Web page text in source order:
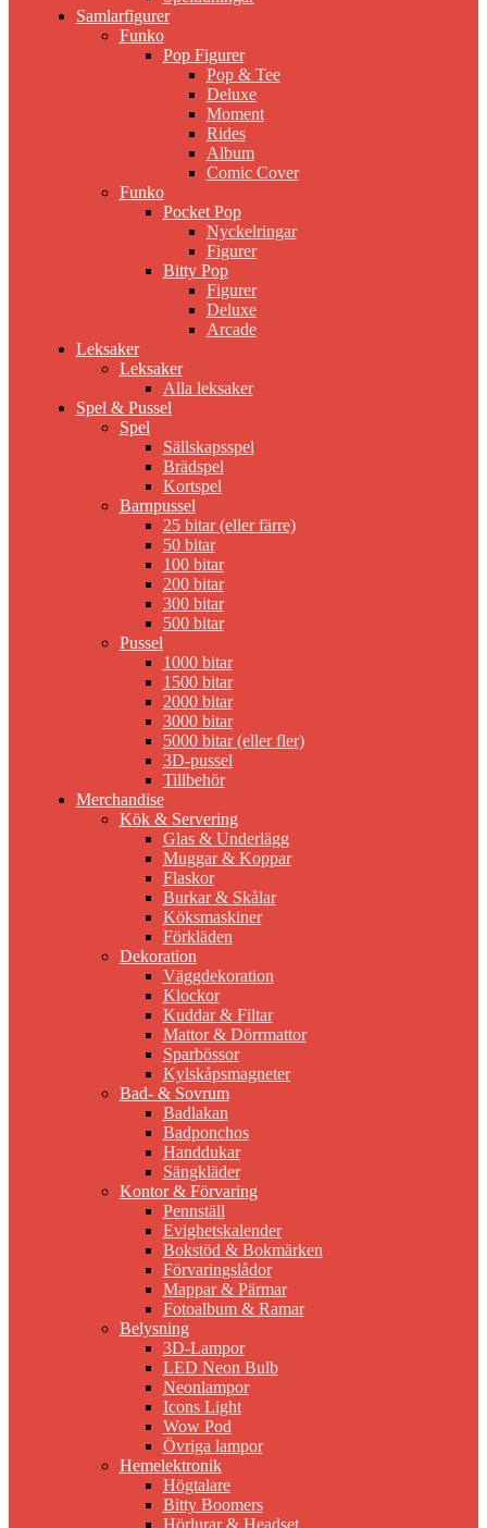
Samlarfigurer
Funko
Pop Figurer
Pop & Tee
Deluxe
Moment
Rides
Album
Comic Cover
Funko
Pocket Pop
Nyckelringar
Figurer
Bitty Pop
Figurer
Deluxe
Arcade
Leksaker
Leksaker
Alla leksaker
Spel & Pussel
Spel
Sällskapsspel
Brädspel
Kortspel
Barnpussel
25 bitar (eller färre)
50 bitar
100 bitar
200 bitar
300 bitar
500 bitar
Pussel
1000 bitar
1500 bitar
2000 bitar
3000 bitar
5000 bitar (eller fler)
3D-pussel
Tillbehör
Merchandise
Kök & Servering
Glas & Underlägg
Muggar & Koppar
Flaskor
Burkar & Skålar
Köksmaskiner
Förkläden
Dekoration
Väggdekoration
Klockor
Kuddar & Filtar
Mattor & Dörrmattor
Sparbössor
Kylskåpsmagneter
Bad- & Sovrum
Badlakan
Badponchos
Handdukar
Sängkläder
Kontor & Förvaring
Pennställ
Evighetskalender
Bokstöd & Bokmärken
Förvaringslådor
Mappar & Pärmar
Fotoalbum & Ramar
Belysning
3D-Lampor
LED Neon Bulb
Neonlampor
Icons Light
Wow Pod
Övriga lampor
Hemelektronik
Högtalare
Bitty Boomers